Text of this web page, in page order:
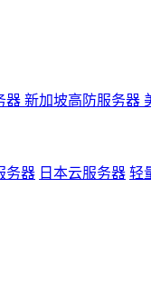
器 新加坡高防服务器
务器 日本云服务器 轻